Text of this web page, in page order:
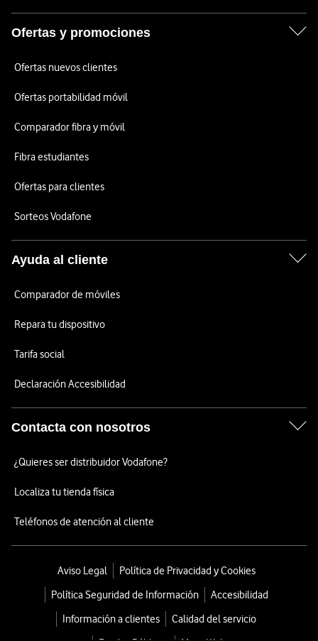
Ofertas y promociones
Ofertas nuevos clientes
Ofertas portabilidad móvil
Comparador fibra y móvil
Fibra estudiantes
Ofertas para clientes
Sorteos Vodafone
Ayuda al cliente
Comparador de móviles
Repara tu dispositivo
Tarifa social
Declaración Accesibilidad
Contacta con nosotros
¿Quieres ser distribuidor Vodafone?
Localiza tu tienda física
Teléfonos de atención al cliente
Aviso Legal
Política de Privacidad y Cookies
Política Seguridad de Información
Accesibilidad
Información a clientes
Calidad del servicio